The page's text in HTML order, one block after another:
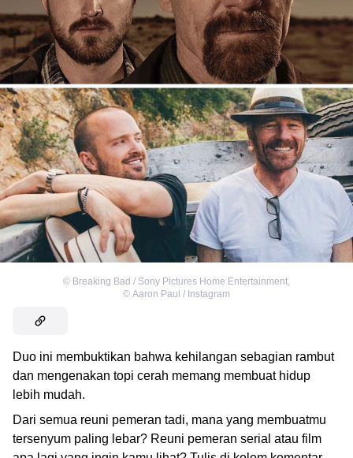
© Breaking Bad / Sony Pictures Home Entertainment
© Aaron Paul / Instagram
Duo ini membuktikan bahwa kehilangan sebagian rambut
dan mengenakan topi cerah memang membuat hidup
lebih mudah.
Dari semua reuni pemeran tadi, mana yang membuatmu
tersenyum paling lebar? Reuni pemeran serial atau film